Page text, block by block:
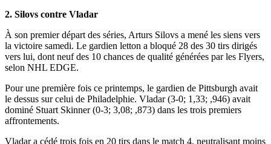
2. Silovs contre Vladar
À son premier départ des séries, Arturs Silovs a mené les siens vers
la victoire samedi. Le gardien letton a bloqué 28 des 30 tirs dirigés
vers lui, dont neuf des 10 chances de qualité générées par les Flyers,
selon NHL EDGE.
Pour une première fois ce printemps, le gardien de Pittsburgh avait
le dessus sur celui de Philadelphie. Vladar (3-0; 1,33; ,946) avait
dominé Stuart Skinner (0-3; 3,08; ,873) dans les trois premiers
affrontements.
Vladar a cédé trois fois en 20 tirs dans le match 4, neutralisant moins